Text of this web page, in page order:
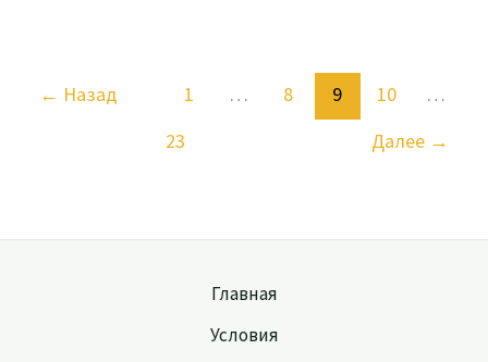
← Назад 1 … 8 9 10
…
23
Далее →
Главная
Условия